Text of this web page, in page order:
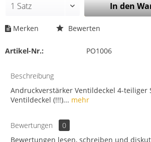
In den
Merken Bewerten
Artikel-Nr.: PO1006
Beschreibung
Andruckverstärker Ventildeckel 4-teiliger
Ventildeckel (!!!)... mehr
Bewertungen
0
Bewertungen lesen, schreiben und